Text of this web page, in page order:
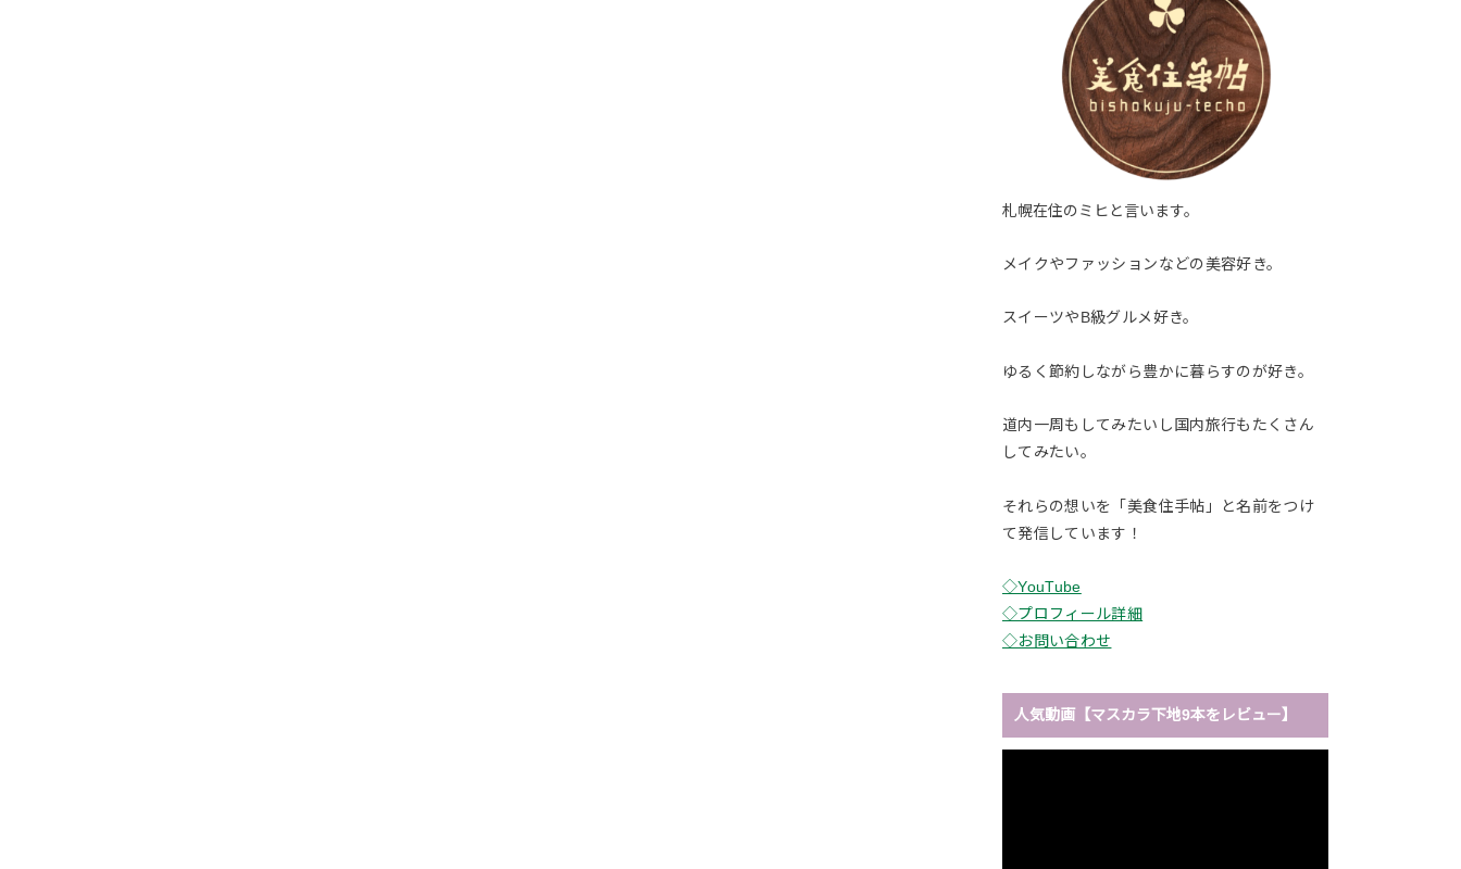
札幌在住のミヒと言います。
メイクやファッションなどの美容好き。
スイーツやB級グルメ好き。
ゆるく節約しながら豊かに暮らすのが好き。
道内一周もしてみたいし国内旅行もたくさん
してみたい。
それらの想いを「美食住手帖」と名前をつけ
て発信しています！
◇YouTube
◇プロフィール詳細
◇お問い合わせ
人気動画【マスカラ下地9本をレビュー】